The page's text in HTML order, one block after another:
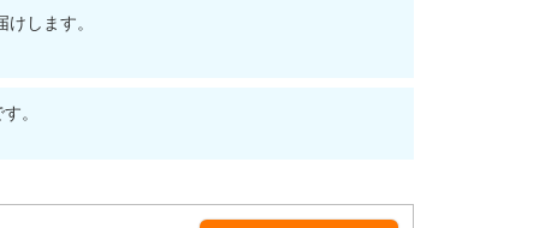
けします。
。